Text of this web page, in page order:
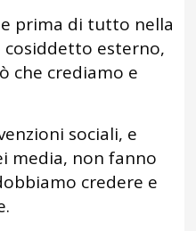
prima di tutto nella
esterno,
che crediamo e
sociali, e
media, non fanno
credere e